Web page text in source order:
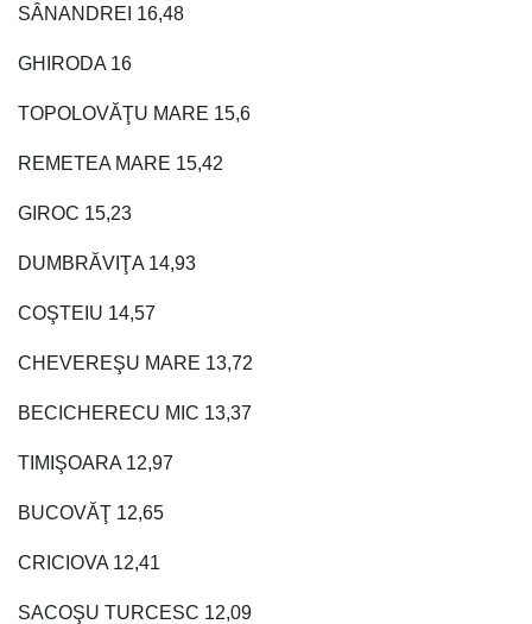
SÂNANDREI 16,48
GHIRODA 16
TOPOLOVĂŢU MARE 15,6
REMETEA MARE 15,42
GIROC 15,23
DUMBRĂVIŢA 14,93
COŞTEIU 14,57
CHEVEREŞU MARE 13,72
BECICHERECU MIC 13,37
TIMIŞOARA 12,97
BUCOVĂŢ 12,65
CRICIOVA 12,41
SACOŞU TURCESC 12,09